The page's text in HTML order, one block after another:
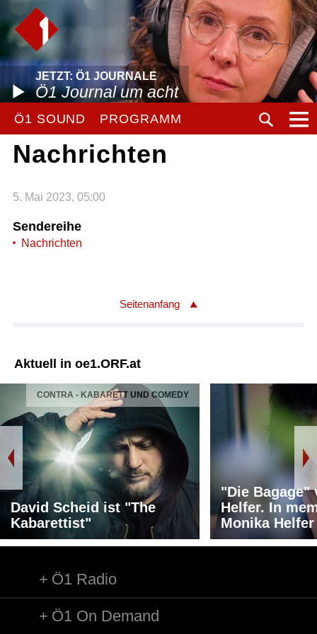
JETZT: Ö1 JOURNALE
Ö1 Journal um acht
Ö1 SOUND PROGRAMM
Nachrichten
5. Mai 2023, 05:00
Sendereihe
Nachrichten
Seitenanfang
Aktuell in oe1.ORF.at
CONTRA - KABARETT UND COMEDY
David Scheid ist "The
Kabarettist"
"Die Bagage"
Helfer. In
Monika Helfer
Ö1 Radio
Ö1 On Demand